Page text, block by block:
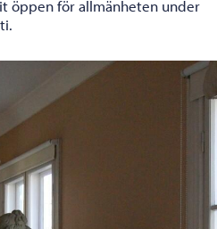
öppen för allmänheten under